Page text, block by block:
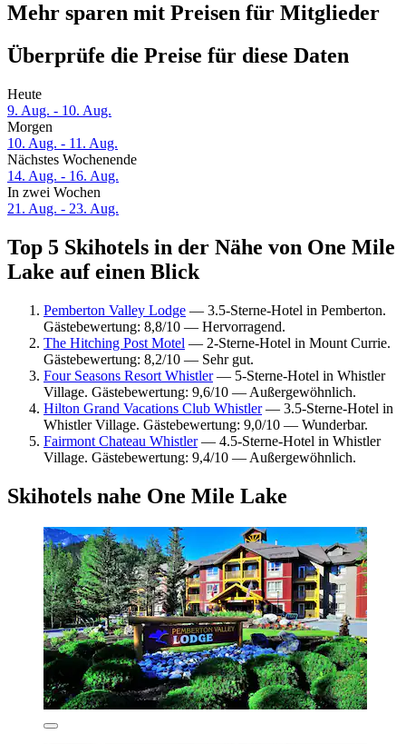
Mehr sparen mit Preisen für Mitglieder
Überprüfe die Preise für diese Daten
Heute
9. Aug. - 10. Aug.
Morgen
10. Aug. - 11. Aug.
Nächstes Wochenende
14. Aug. - 16. Aug.
In zwei Wochen
21. Aug. - 23. Aug.
Top 5 Skihotels in der Nähe von One Mile
Lake auf einen Blick
Pemberton Valley Lodge — 3.5-Sterne-Hotel in Pemberton.
Gästebewertung: 8,8/10 — Hervorragend.
The Hitching Post Motel — 2-Sterne-Hotel in Mount Currie.
Gästebewertung: 8,2/10 — Sehr gut.
Four Seasons Resort Whistler— 5-Sterne-Hotel in Whistler
Village. Gästebewertung: 9,6/10 — Außergewöhnlich.
Hilton Grand Vacations Club Whistler— 3.5-Sterne-Hotel in
Whistler Village. Gästebewertung: 9,0/10 — Wunderbar.
Fairmont Chateau Whistler— 4.5-Sterne-Hotel in Whistler
Village. Gästebewertung: 9,4/10 — Außergewöhnlich.
Skihotels nahe One Mile Lake